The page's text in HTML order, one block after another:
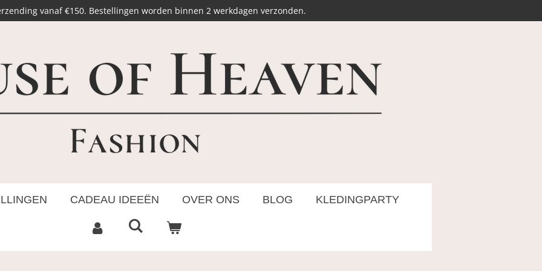
vanaf €150. Bestellingen worden binnen 2 werkdagen verzonden.
CADEAU IDEEËN OVER ONS BLOG KLEDINGPARTY